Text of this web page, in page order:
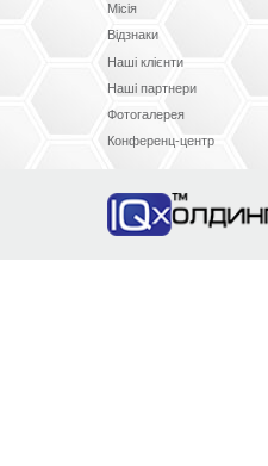
Місія
Відзнаки
Наші клієнти
Наші партнери
Фотогалерея
Конференц-центр